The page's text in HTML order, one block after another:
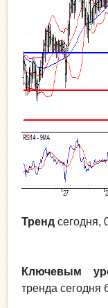
Тренд сегодня,
Ключевым
тренда сегодня